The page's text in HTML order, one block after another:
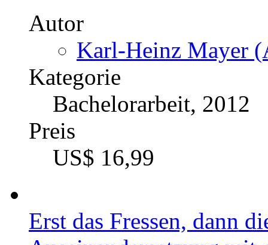
Autor
Karl-Heinz Mayer
Kategorie
Bachelorarbeit, 2012
Preis
US$ 16,99
Erst das Fressen, dann